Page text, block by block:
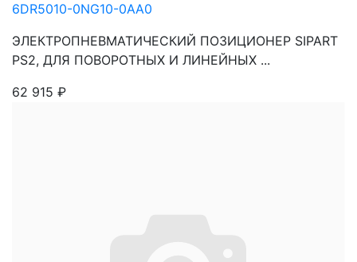
6DR5010-0NG10-0AA0
ЭЛЕКТРОПНЕВМАТИЧЕСКИЙ ПОЗИЦИОНЕР SIPART
PS2, ДЛЯ ПОВОРОТНЫХ И ЛИНЕЙНЫХ ...
62 915 ₽